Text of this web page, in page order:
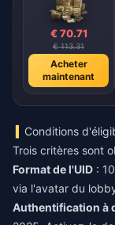
€ 70.71
€ 113.31
Acheter
maintenant
Conditions
Trois critères sont
Format de l'UID :
via l'avatar du
Authentification à